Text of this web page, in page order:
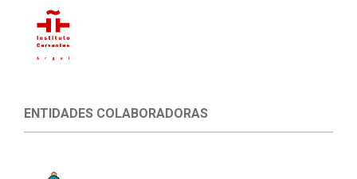
ENTIDADES COLABORADORAS